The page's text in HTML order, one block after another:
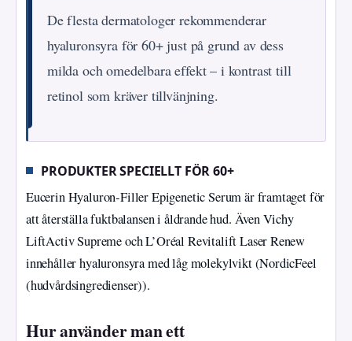
De flesta dermatologer rekommenderar
hyaluronsyra för 60+ just på grund av dess
milda och omedelbara effekt – i kontrast till
retinol som kräver tillvänjning.
PRODUKTER SPECIELLT FÖR 60+
Eucerin Hyaluron‑Filler Epigenetic Serum är framtaget för
att återställa fuktbalansen i åldrande hud. Även Vichy
LiftActiv Supreme och L’Oréal Revitalift Laser Renew
innehåller hyaluronsyra med låg molekylvikt (NordicFeel
(hudvårdsingredienser)).
Hur använder man ett